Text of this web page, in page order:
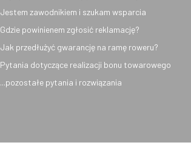
Jestem zawodnikiem i szukam wsparcia
Gdzie powinienem zgłosić reklamację?
Jak przedłużyć gwarancję na ramę roweru?
Pytania dotyczące realizacji bonu towarowego
...pozostałe pytania i rozwiązania